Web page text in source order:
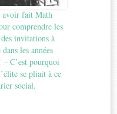
fait Math
comprendre les
invitations à
les années
– C’est pourquoi
se pliait à ce
social.